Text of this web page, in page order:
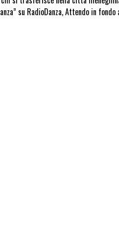
su RadioDanza, Attendo in